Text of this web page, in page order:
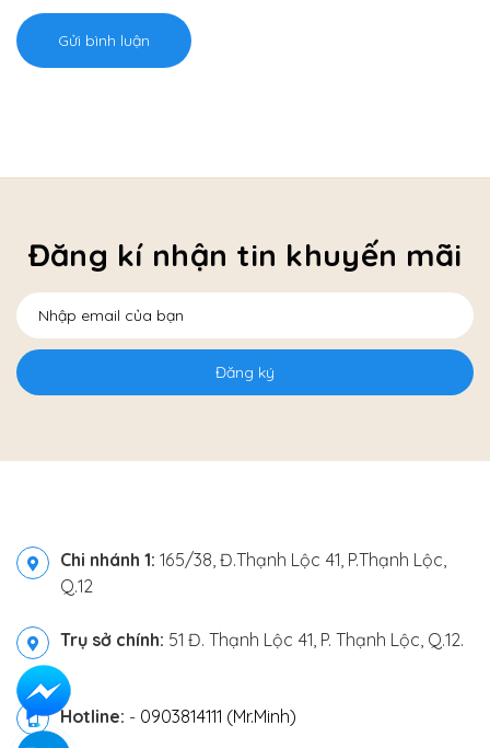
Gửi bình luận
Đăng kí nhận tin khuyến mãi
Đăng ký
Chi nhánh 1: 165/38, Đ.Thạnh Lộc 41, P.Thạnh Lộc,
Q.12
Trụ sở chính: 51 Đ. Thạnh Lộc 41, P. Thạnh Lộc, Q.12.
Hotline: - 0903814111 (Mr.Minh)